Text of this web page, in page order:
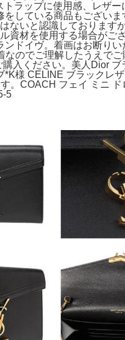
ラップに使用感、レザー
している商品もございま
ないと認識しております
資材を使用する場合がご
ドイヴ。着画はお断りい
のでご理解したうえでご
ください。美人Dior ブ
様 CELINE ブラックレザ
COACH フェイ ミニ ド
5